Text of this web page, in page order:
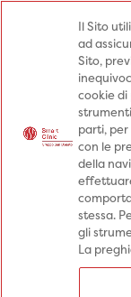
Prenota una
Prenota una visita
Specialità
Prestazioni
Patologie
Il Sito
ad
Sito,
cookie
parti,
con le
della
stessa.
gli
La